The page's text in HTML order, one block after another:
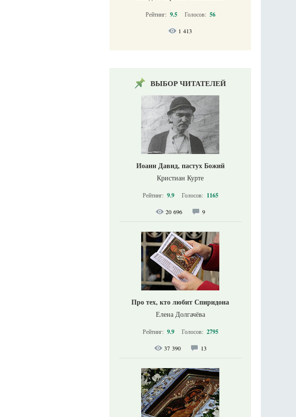
Рейтинг: 9.5 Голосов: 56
1 413
ВЫБОР ЧИТАТЕЛЕЙ
Иоанн Давид, пастух Божий
Кристиан Курте
Рейтинг: 9.9 Голосов: 1165
20 696 9
Про тех, кто любит Спиридона
Елена Долгачёва
Рейтинг: 9.9 Голосов: 2795
37 390 13